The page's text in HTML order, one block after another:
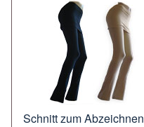
Schnitt zumAbzeichnen